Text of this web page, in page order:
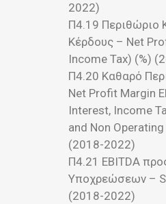
2022)
Π4.19 Περιθώριο
Κέρδους – Net
Income Tax) (%)
Π4.20 Καθαρό
Net Profit Margin
Interest, Income
and Non
(2018-2022)
Π4.21 ΕΒΙTDA
Υποχρεώσεων –
(2018-2022)